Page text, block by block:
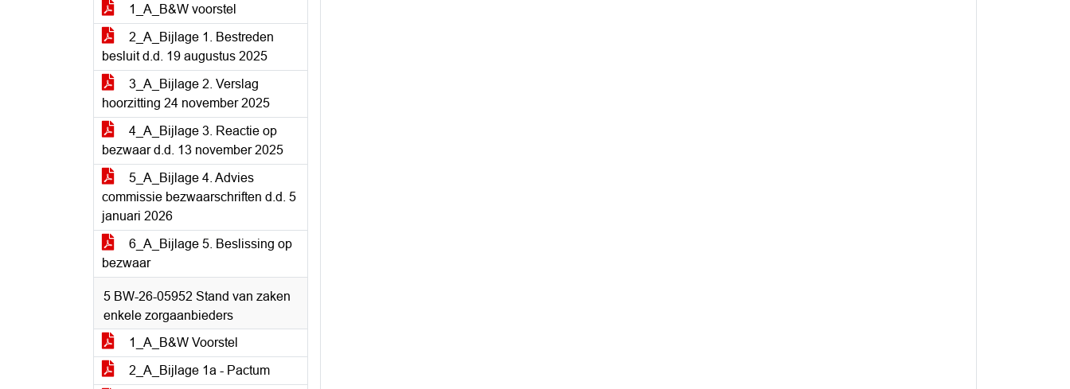
1_A_B&W voorstel
2_A_Bijlage 1. Bestreden
besluit d.d. 19 augustus 2025
3_A_Bijlage 2. Verslag
hoorzitting 24 november 2025
4_A_Bijlage 3. Reactie op
bezwaar d.d. 13 november 2025
5_A_Bijlage 4. Advies
commissie bezwaarschriften d.d. 5
januari 2026
6_A_Bijlage 5. Beslissing op
bezwaar
5 BW-26-05952 Stand van zaken
enkele zorgaanbieders
1_A_B&W Voorstel
2_A_Bijlage 1a - Pactum